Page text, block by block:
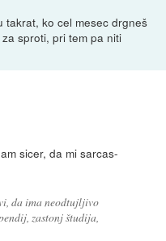
takrat, ko cel mesec drgneš
sproti, pri tem pa niti
sicer, da mi sarcas-
da ima neodtujljivo
zastonj študija,